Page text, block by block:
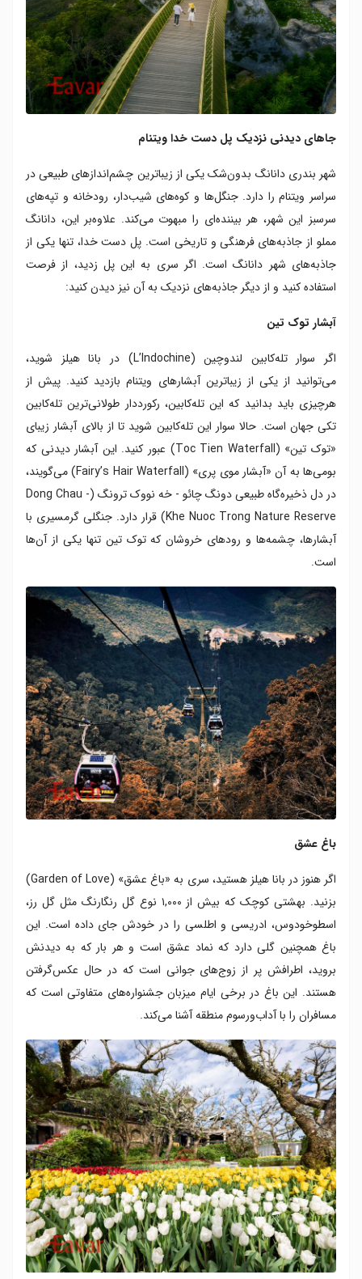
جاهای دیدنی نزدیک پل دست خدا ویتنام
شهر بندری دانانگ بدون‌شک یکی از زیباترین چشم‌اندازهای طبیعی در
سراسر ویتنام را دارد. جنگل‌ها و کوه‌های شیب‌دار، رودخانه و تپه‌های
سرسبز این شهر، هر بیننده‌ای را مبهوت می‌کند. علاوه‌بر این، دانانگ
مملو از جاذبه‌های فرهنگی و تاریخی است. پل دست خدا، تنها یکی از
جاذبه‌های شهر دانانگ است. اگر سری به این پل زدید، از فرصت
استفاده کنید و از دیگر جاذبه‌های نزدیک به آن نیز دیدن کنید:
آبشار توک تین
اگر سوار تله‌کابین لندوچین (L’Indochine) در بانا هیلز شوید،
می‌توانید از یکی از زیباترین آبشارهای ویتنام بازدید کنید. پیش از
هرچیزی باید بدانید که این تله‌کابین، رکورددار طولانی‌ترین تله‌کابین
تکی جهان است. حالا سوار این تله‌کابین شوید تا از بالای آبشار زیبای
«توک تین» (Toc Tien Waterfall) عبور کنید. این آبشار دیدنی که
بومی‌ها به آن «آبشار موی پری» (Fairy’s Hair Waterfall) می‌گویند،
در دل ذخیره‌گاه طبیعی دونگ چائو - خه نووک ترونگ (Dong Chau -
Khe Nuoc Trong Nature Reserve) قرار دارد. جنگلی گرمسیری با
آبشارها، چشمه‌ها و رودهای خروشان که توک تین تنها یکی از آن‌ها
است.
باغ عشق
اگر هنوز در بانا هیلز هستید، سری به «باغ عشق» (Garden of Love)
بزنید. بهشتی کوچک که بیش از ۱,۰۰۰ نوع گل رنگارنگ مثل گل رز،
اسطوخودوس، ادریسی و اطلسی را در خودش جای داده است. این
باغ همچنین گلی دارد که نماد عشق است و هر بار که به دیدنش
بروید، اطرافش پر از زوج‌های جوانی است که در حال عکس‌گرفتن
هستند. این باغ در برخی ایام میزبان جشنواره‌های متفاوتی است که
مسافران را با آداب‌ورسوم منطقه آشنا می‌کند.